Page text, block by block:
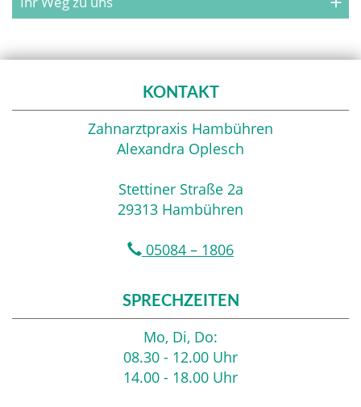
KONTAKT
Zahnarztpraxis Hambühren
Alexandra Oplesch
Stettiner Straße 2a
29313 Hambühren
05084 – 1806
SPRECHZEITEN
Mo, Di, Do:
08.30 - 12.00 Uhr
14.00 - 18.00 Uhr